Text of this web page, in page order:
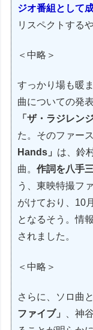
ジオ番組として
リスペクトする
＜中略＞
すっかり場も暖
曲についての発
「ザ・ラジレン
た。そのファー
Hands」 は、鈴
曲。作詞を八手
う、東映特撮フ
がけており、10
となるそう。情
されました。
＜中略＞
さらに、ソロ曲
ファイブ」
、神